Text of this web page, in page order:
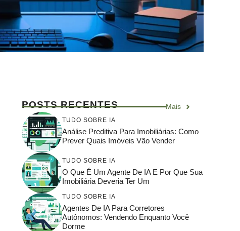
POSTS RECENTES Mais
TUDO SOBRE IA
Análise Preditiva Para Imobiliárias: Como
Prever Quais Imóveis Vão Vender
TUDO SOBRE IA
O Que É Um Agente De IA E Por Que Sua
Imobiliária Deveria Ter Um
TUDO SOBRE IA
Agentes De IA Para Corretores
Autônomos: Vendendo Enquanto Você
Dorme